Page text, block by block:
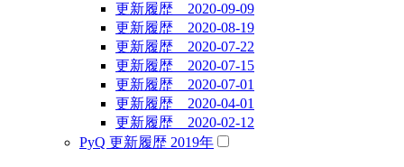
更新履歴 2020-09-09
更新履歴 2020-08-19
更新履歴 2020-07-22
更新履歴 2020-07-15
更新履歴 2020-07-01
更新履歴 2020-04-01
更新履歴 2020-02-12
PyQ 更新履歴 2019年